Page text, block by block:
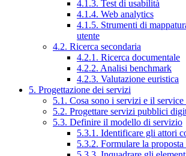
4.1.3. Test di usabilità
4.1.4. Web analytics
4.1.5. Strumenti di
utente
4.2. Ricerca secondaria
4.2.1. Ricerca documentale
4.2.2. Analisi benchmark
4.2.3. Valutazione euristica
5. Progettazione dei servizi
5.1. Cosa sono i servizi e il service
5.2. Progettare servizi pubblici
5.3. Definire il modello di servizio
5.3.1. Identificare gli attori
5.3.2. Formulare la